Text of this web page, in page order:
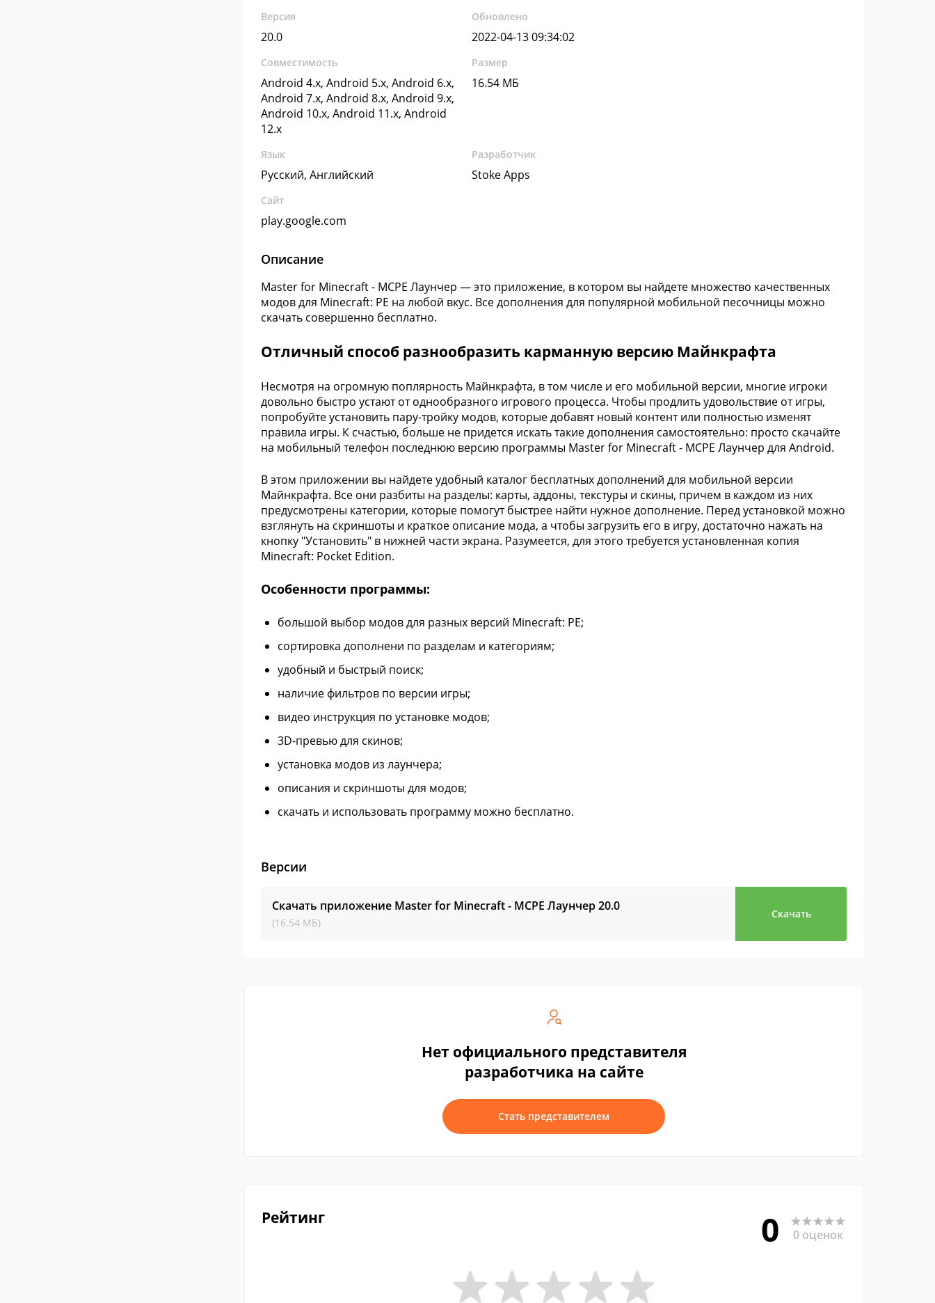
Версия
20.0
Обновлено
2022-04-13 09:34:02
Совместимость
Android 4.x, Android 5.x, Android 6.x,
Android 7.x, Android 8.x, Android 9.x,
Android 10.x, Android 11.x, Android
12.x
Размер
16.54 МБ
Язык
Русский, Английский
Разработчик
Stoke Apps
Сайт
play.google.com
Описание
Master for Minecraft - MCPE Лаунчер — это приложение, в котором вы найдете множество качественных
модов для Minecraft: PE на любой вкус. Все дополнения для популярной мобильной песочницы можно
скачать совершенно бесплатно.
Отличный способ разнообразить карманную версию Майнкрафта
Несмотря на огромную поплярность Майнкрафта, в том числе и его мобильной версии, многие игроки
довольно быстро устают от однообразного игрового процесса. Чтобы продлить удовольствие от игры,
попробуйте установить пару-тройку модов, которые добавят новый контент или полностью изменят
правила игры. К счастью, больше не придется искать такие дополнения самостоятельно: просто скачайте
на мобильный телефон последнюю версию программы Master for Minecraft - MCPE Лаунчер для Android.
В этом приложении вы найдете удобный каталог бесплатных дополнений для мобильной версии
Майнкрафта. Все они разбиты на разделы: карты, аддоны, текстуры и скины, причем в каждом из них
предусмотрены категории, которые помогут быстрее найти нужное дополнение. Перед установкой можно
взглянуть на скриншоты и краткое описание мода, а чтобы загрузить его в игру, достаточно нажать на
кнопку "Установить" в нижней части экрана. Разумеется, для этого требуется установленная копия
Minecraft: Pocket Edition.
Особенности программы:
большой выбор модов для разных версий Minecraft: PE;
сортировка дополнени по разделам и категориям;
удобный и быстрый поиск;
наличие фильтров по версии игры;
видео инструкция по установке модов;
3D-превью для скинов;
установка модов из лаунчера;
описания и скриншоты для модов;
скачать и использовать программу можно бесплатно.
Версии
Скачать приложение Master for Minecraft - MCPE Лаунчер20.0
(16.54 МБ)
Скачать
Нет официального представителя
разработчика на сайте
Стать представителем
Рейтинг 0 0 оценок